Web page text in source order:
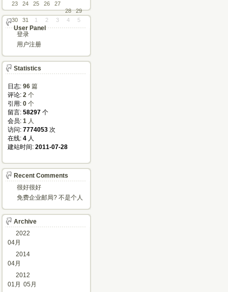
23
24 25 26
27
28
29
30
31 1 2 3 4 5
User Panel
登录
用户注册
Statistics
日志: 96 篇
评论: 2 个
引用: 0 个
留言: 58297 个
会员: 1 人
访问: 7774053 次
在线: 4 人
建站时间: 2011-07-28
Recent Comments
很好很好
免费企业邮局? 不是个人
Archive
2022
04月
2014
04月
2012
01月 05月